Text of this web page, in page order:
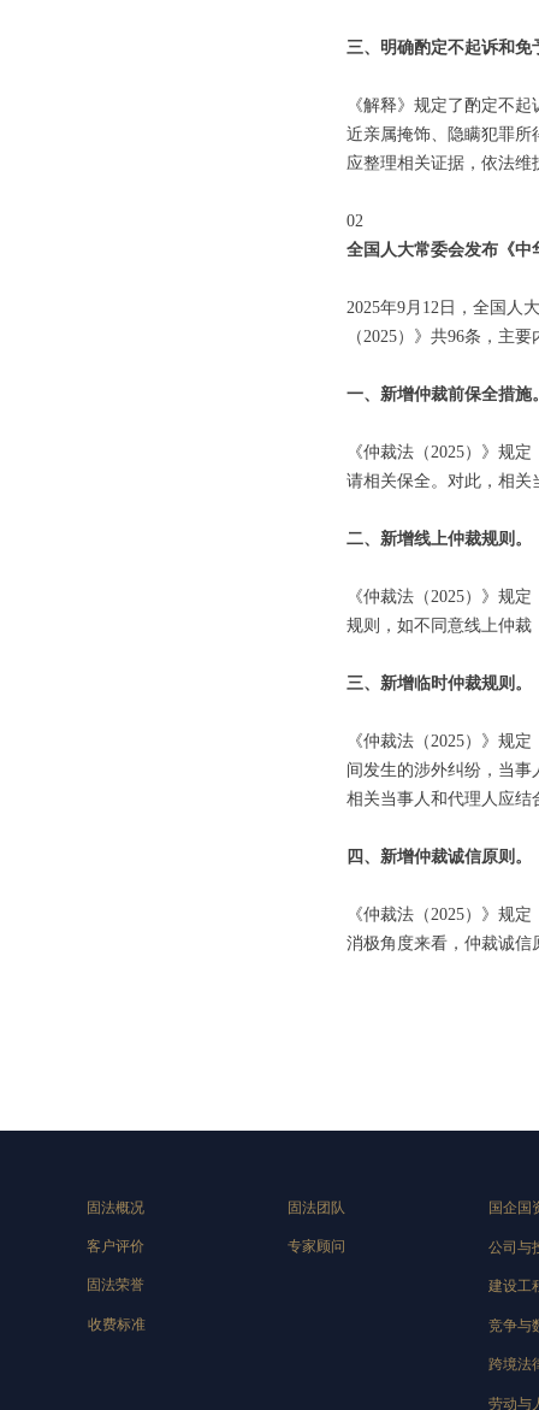
三、明确酌定不起诉和免
《解释》规定了酌定不
近亲属掩饰、隐瞒犯罪所
应整理相关证据，依法维
02
全国人大常委会发布《中
2025年9月12日，全国人
（2025）》共96条，主
一、新增仲裁前保全措施
《仲裁法（2025）》规
请相关保全。对此，相关
二、 新增线上仲裁规则。
《仲裁法（2025）》规
规则，如不同意线上仲裁
三、新增临时仲裁规则。
《仲裁法（2025）》规
间发生的涉外纠纷，当
相关当事人和代理人应结
四、 新增仲裁诚信原则。
《仲裁法（2025）》规
消极角度来看，仲裁诚信
公司与
跨境法
建设工
竞争与
劳动与
国企国
客户评价
固法荣誉
固法概况
专家顾问
固法团队
收费标准